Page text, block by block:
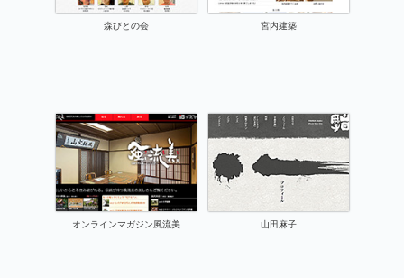
森びとの会 宮内建築
オンラインマガジン風流美 山田麻子